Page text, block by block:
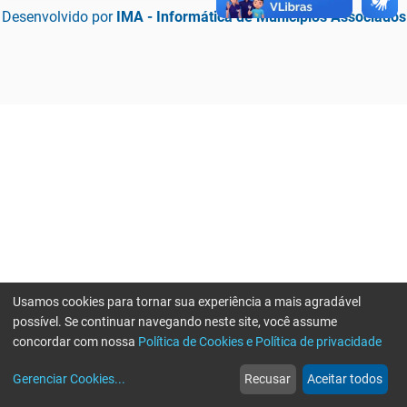
Desenvolvido por IMA - Informática de Municípios Associados
web
Notícias
more_horiz
Mais
Usamos cookies para tornar sua experiência a mais agradável
possível. Se continuar navegando neste site, você assume
concordar com nossa Política de Cookies e Política de privacidade
Gerenciar Cookies... Recusar Aceitar todos
Erro ao enviar informações, por favor tente novamente